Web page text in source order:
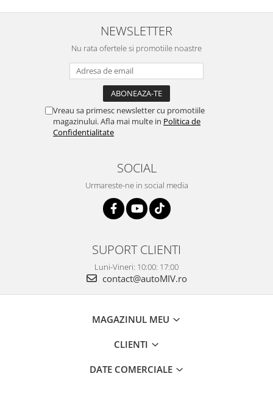
NEWSLETTER
Nu rata ofertele si promotiile noastre
Vreau sa primesc newsletter cu promotiile
magazinului. Afla mai multe in Politica de
Confidentialitate
SOCIAL
Urmareste-ne in social media
SUPORT CLIENTI
Luni-Vineri: 10:00: 17:00
contact@autoMIV.ro
MAGAZINUL MEU
CLIENTI
DATE COMERCIALE